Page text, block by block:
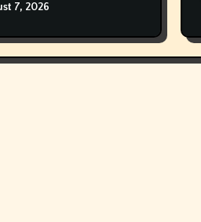
7, 2026